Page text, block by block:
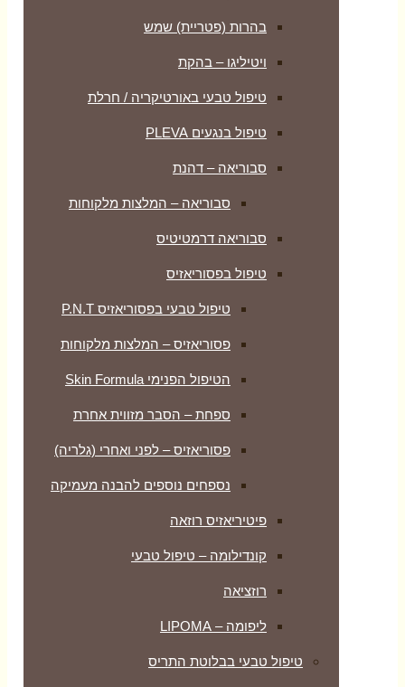
בהרות (פטריית) שמש
ויטיליגו – בהקת
טיפול טבעי באורטיקריה / חרלת
טיפול בנגעים PLEVA
סבוריאה – דהנת
סבוריאה – המלצות מלקוחות
סבוריאה דרמטיטיס
טיפול בפסוריאזיס
טיפול טבעי בפסוריאזיס P.N.T
פסוריאזיס – המלצות מלקוחות
הטיפול הפנימי Skin Formula
ספחת – הסבר מזווית אחרת
פסוריאזיס – לפני ואחרי (גלריה)
נספחים נוספים להבנה מעמיקה
פיטיריאזיס רוזאה
קונדילומה – טיפול טבעי
רוזציאה
ליפומה – LIPOMA
טיפול טבעי בבלוטת התריס